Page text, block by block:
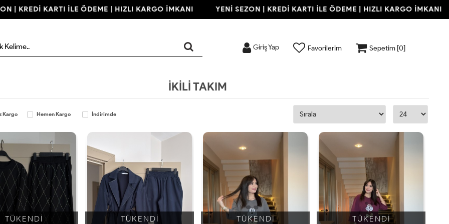
KARTI İLE ÖDEME | HIZLI KARGO İMKANI YENİ SEZON | KREDİ KARTI İLE ÖDEME | HIZLI KARGO İMKANI
Giriş Yap Favorilerim Sepetim [0]
İKİLİ TAKIM
Kargo Hemen Kargo İndirimde
TÜKENDİ TÜKENDİ TÜKENDİ TÜKENDİ